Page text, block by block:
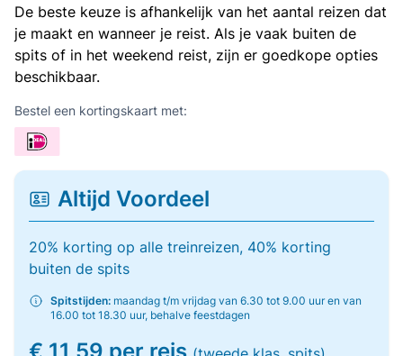
De beste keuze is afhankelijk van het aantal reizen dat
je maakt en wanneer je reist. Als je vaak buiten de
spits of in het weekend reist, zijn er goedkope opties
beschikbaar.
Bestel een kortingskaart met:
Altijd Voordeel
20% korting op alle treinreizen, 40% korting
buiten de spits
Spitstijden: maandag t/m vrijdag van 6.30 tot 9.00 uur en van
16.00 tot 18.30 uur, behalve feestdagen